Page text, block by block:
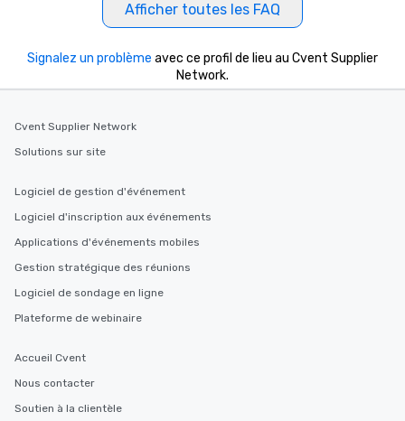
entertainment. All tours include a
who leads the group on a walking tour,
offering engaging tidbits and
fascinating stories. Several other
along the way exclusively to our tours,
ensuring there is never a dull moment.
experiences offer the ability to enjoy
convenient outing, including ones you
and your guests might not have
discovered otherwise on your own or
a way to try some of the finest spots
in the city and dive into various
selected dishes are curated to our
from Day to Night With any corporate
Afficher toutes les FAQ
Signalez un problème avec ce profil de lieu au Cvent Supplier
Network.
Cvent Supplier Network
Solutions sur site
Logiciel de gestion d'événement
Logiciel d'inscription aux événements
Applications d'événements mobiles
Gestion stratégique des réunions
Logiciel de sondage en ligne
Plateforme de webinaire
Accueil Cvent
Nous contacter
Soutien à la clientèle